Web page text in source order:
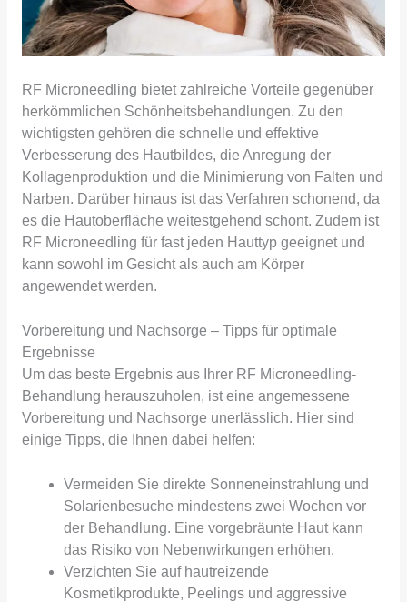
RF Microneedling bietet zahlreiche Vorteile gegenüber
herkömmlichen Schönheitsbehandlungen. Zu den
wichtigsten gehören die schnelle und effektive
Verbesserung des Hautbildes, die Anregung der
Kollagenproduktion und die Minimierung von Falten und
Narben. Darüber hinaus ist das Verfahren schonend, da
es die Hautoberfläche weitestgehend schont. Zudem ist
RF Microneedling für fast jeden Hauttyp geeignet und
kann sowohl im Gesicht als auch am Körper
angewendet werden.
Vorbereitung und Nachsorge – Tipps für optimale
Ergebnisse
Um das beste Ergebnis aus Ihrer RF Microneedling-
Behandlung herauszuholen, ist eine angemessene
Vorbereitung und Nachsorge unerlässlich. Hier sind
einige Tipps, die Ihnen dabei helfen:
Vermeiden Sie direkte Sonneneinstrahlung und
Solarienbesuche mindestens zwei Wochen vor
der Behandlung. Eine vorgebräunte Haut kann
das Risiko von Nebenwirkungen erhöhen.
Verzichten Sie auf hautreizende
Kosmetikprodukte, Peelings und aggressive